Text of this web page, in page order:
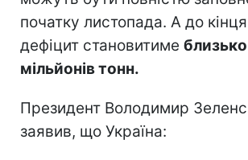
початку листопада. А до кінця
дефіцит становитиме близько
мільйонів тонн.
Президент Володимир
заявив, що Україна: